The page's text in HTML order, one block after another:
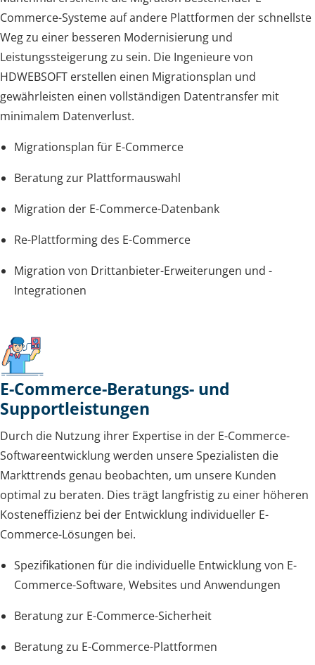
Commerce-Systeme auf andere Plattformen der schnellste
Weg zu einer besseren Modernisierung und
Leistungssteigerung zu sein. Die Ingenieure von
HDWEBSOFT erstellen einen Migrationsplan und
gewährleisten einen vollständigen Datentransfer mit
minimalem Datenverlust.
Migrationsplan für E-Commerce
Beratung zur Plattformauswahl
Migration der E-Commerce-Datenbank
Re-Plattforming des E-Commerce
Migration von Drittanbieter-Erweiterungen und -
Integrationen
E-Commerce-Beratungs- und
Supportleistungen
Durch die Nutzung ihrer Expertise in der E-Commerce-
Softwareentwicklung werden unsere Spezialisten die
Markttrends genau beobachten, um unsere Kunden
optimal zu beraten. Dies trägt langfristig zu einer höheren
Kosteneffizienz bei der Entwicklung individueller E-
Commerce-Lösungen bei.
Spezifikationen für die individuelle Entwicklung von E-
Commerce-Software, Websites und Anwendungen
Beratung zur E-Commerce-Sicherheit
Beratung zu E-Commerce-Plattformen